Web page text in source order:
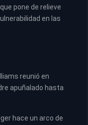
pone de relieve
en las
reunió en
apuñalado hasta
hace un arco de